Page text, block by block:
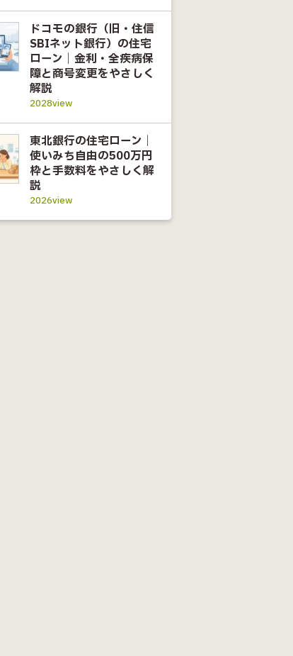
ドコモの銀行（旧・住信
SBIネット銀行）の住宅
ローン｜金利・全疾病保
障と商号変更をやさしく
解説
2028view
東北銀行の住宅ローン｜
使いみち自由の500万円
枠と手数料をやさしく解
説
2026view